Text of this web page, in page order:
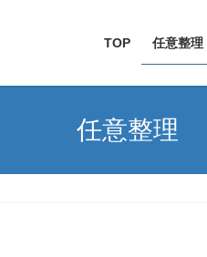
TOP 任意整理
任意整理